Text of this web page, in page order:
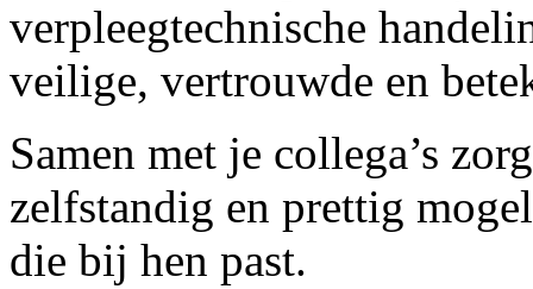
verpleegtechnische
veilige, vertrouwde en
Samen met je collega’s
zelfstandig en prettig
die bij hen past.